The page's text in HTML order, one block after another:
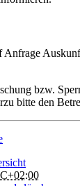
Anfrage
bzw.
bitte den